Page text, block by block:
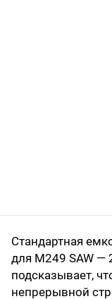
Стандартная
для М249 SAW —
подсказывает,
непрерывной